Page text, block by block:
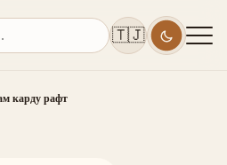
🇹🇯
карду рафт